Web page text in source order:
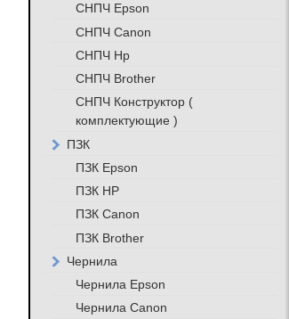
СНПЧ Epson
СНПЧ Canon
СНПЧ Hp
СНПЧ Brother
СНПЧ Конструктор (
комплектующие )
ПЗК
ПЗК Epson
ПЗК HP
ПЗК Canon
ПЗК Brother
Чернила
Чернила Epson
Чернила Canon